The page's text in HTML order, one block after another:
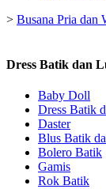
> Busana Pria dan
Dress Batik dan
Baby Doll
Dress Batik
Daster
Blus Batik
Bolero Batik
Gamis
Rok Batik